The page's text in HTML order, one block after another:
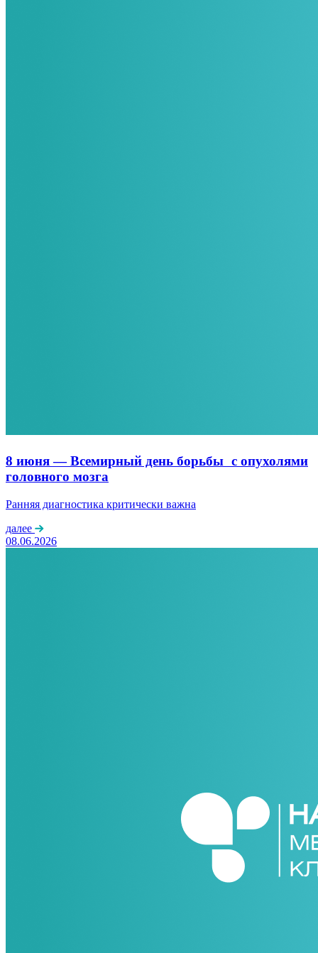
8 июня — Всемирный день борьбы с опухолями
головного мозга
Ранняя диагностика критически важна
далее
08.06.2026